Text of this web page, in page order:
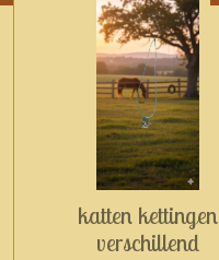
katten kettingen
verschillend